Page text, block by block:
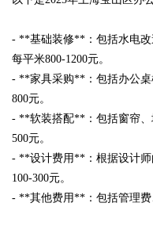
- **基础装修**：包括水电
每平米800-1200元。
- **家具采购**：包括办公桌
800元。
- **软装搭配**：包括窗帘、
500元。
- **设计费用**：根据设计
100-300元。
- **其他费用**：包括管理费